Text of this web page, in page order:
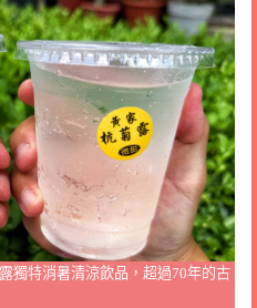
獨特消暑清涼飲品，超過70年的古